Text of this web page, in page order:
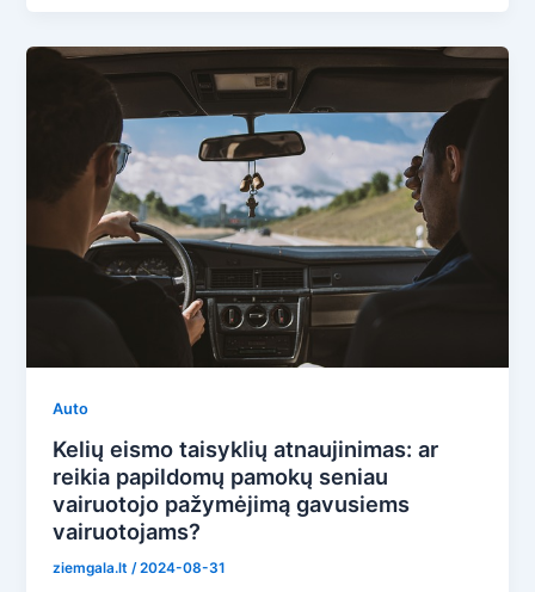
Auto
Kelių eismo taisyklių atnaujinimas: ar
reikia papildomų pamokų seniau
vairuotojo pažymėjimą gavusiems
vairuotojams?
ziemgala.lt/2024-08-31